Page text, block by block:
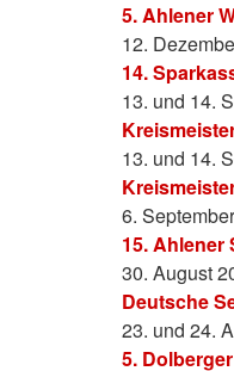
5. Ahlener
12.
14.
13. und 14.
13. und 14.
6.
15. Ahlener
30. August
Deutsche
23. und 24.
5.